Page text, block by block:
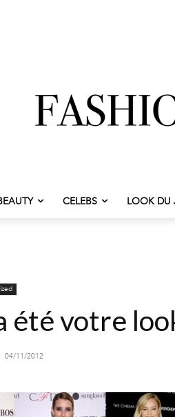
CELEBS LOOK DU
été votre
04/11/2012